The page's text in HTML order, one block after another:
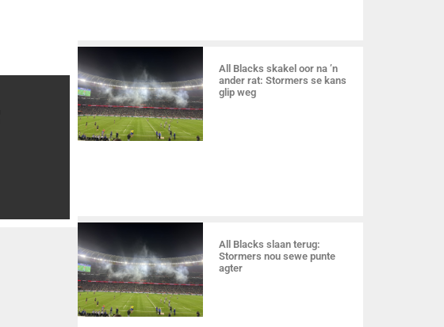
All Blacks skakel oor na ’n
ander rat: Stormers se kans
glip weg
All Blacks slaan terug:
Stormers nou sewe punte
agter